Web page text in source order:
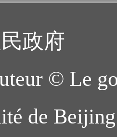
政府
© Le
de